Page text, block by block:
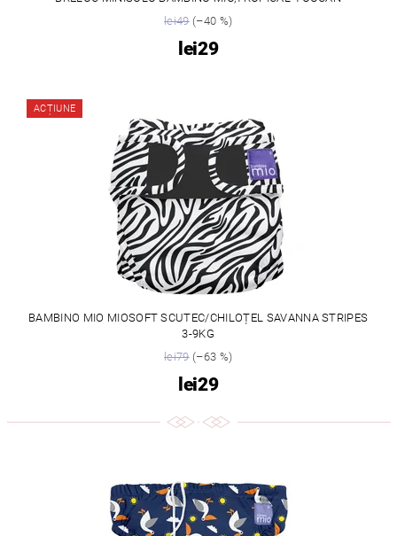
lei49(–40 %)
lei29
ACȚIUNE
BAMBINO MIO MIOSOFT SCUTEC/CHILOȚEL SAVANNA STRIPES
3-9KG
lei79(–63 %)
lei29